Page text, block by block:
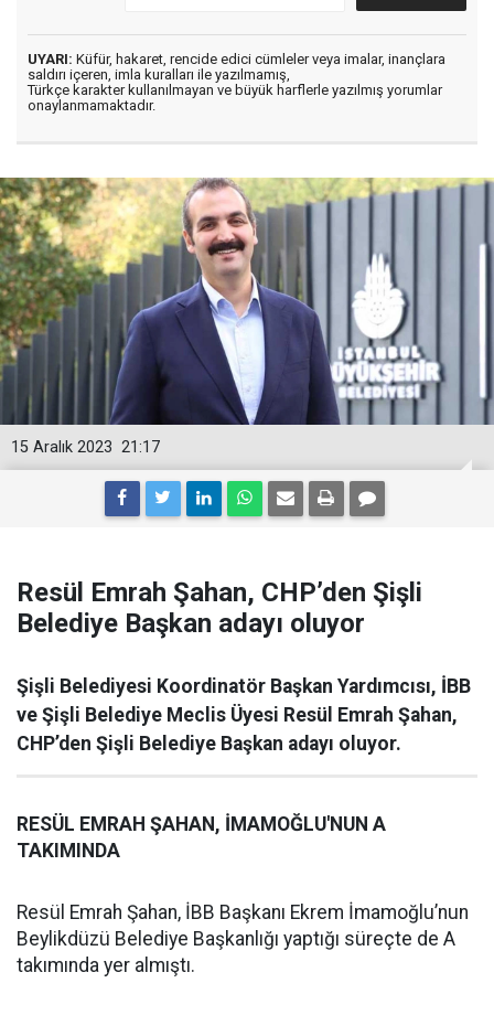
UYARI: Küfür, hakaret, rencide edici cümleler veya imalar, inançlara
saldırı içeren, imla kuralları ile yazılmamış,
Türkçe karakter kullanılmayan ve büyük harflerle yazılmış yorumlar
onaylanmamaktadır.
21:17
15 Aralık 2023
Resül Emrah Şahan, CHP’den Şişli
Belediye Başkan adayı oluyor
Şişli Belediyesi Koordinatör Başkan Yardımcısı, İBB
ve Şişli Belediye Meclis Üyesi Resül Emrah Şahan,
CHP’den Şişli Belediye Başkan adayı oluyor.
RESÜL EMRAH ŞAHAN, İMAMOĞLU'NUN A
TAKIMINDA
Resül Emrah Şahan, İBB Başkanı Ekrem İmamoğlu’nun
Beylikdüzü Belediye Başkanlığı yaptığı süreçte de A
takımında yer almıştı.